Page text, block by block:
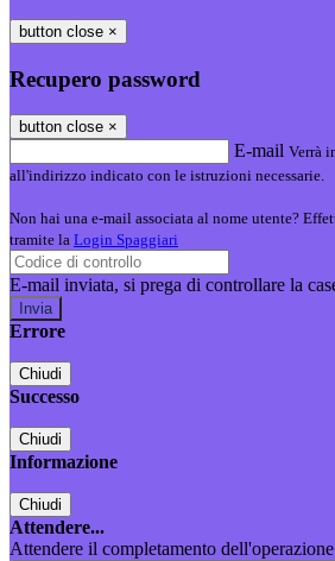
button close ×
Recupero password
button close ×
E-mail Verrà
all'indirizzo indicato con le istruzioni necessarie.
Non hai una e-mail associata al nome utente?
tramite la Login Spaggiari
E-mail inviata, si prega di controllare la
Errore
Chiudi
Successo
Chiudi
Informazione
Chiudi
Attendere...
Attendere il completamento